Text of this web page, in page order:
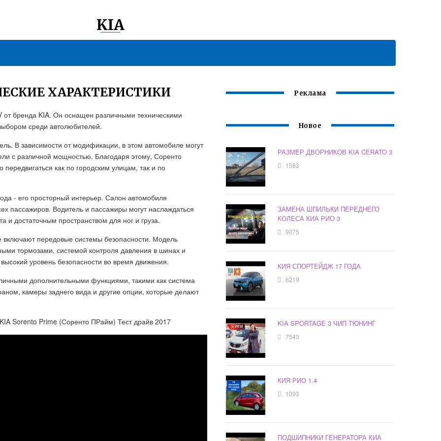
KIA
ХАРАКТЕРИСТИКИ
бренда KIA. Он оснащен различными техническими
среди автолюбителей.
В зависимости от модификации, в этом автомобиле могут
с различной мощностью. Благодаря этому, Соренто
как по городским улицам, так и по
- его просторный интерьер. Салон автомобиля
пассажиров. Водитель и пассажиры могут наслаждаться
достаточным пространством для ног и груза.
включают передовые системы безопасности. Модель
тормозами, системой контроля давления в шинах и
уровень безопасности во время движения.
дополнительными функциями, такими как система
камеры заднего вида и другие опции, которые делают
Sorento Prime (Соренто ПРайм) Тест драйв 2017
Реклама
Новое
РАЗМЕР ДВОРНИКОВ KIA CERATO 3
1583
ЗАМЕНА ШПИЛЬКИ ПЕРЕДНЕГО
КОЛЕСА КИА РИО 3
9075
КИЯ СПОРТЕЙДЖ 17 ГОДА
6219
KIA SPORTAGE 3 ЧИП ТЮНИНГ
7543
КИЯ РИО 1.4
1093
ПОДШИПНИКИ ГЕНЕРАТОРА КИА